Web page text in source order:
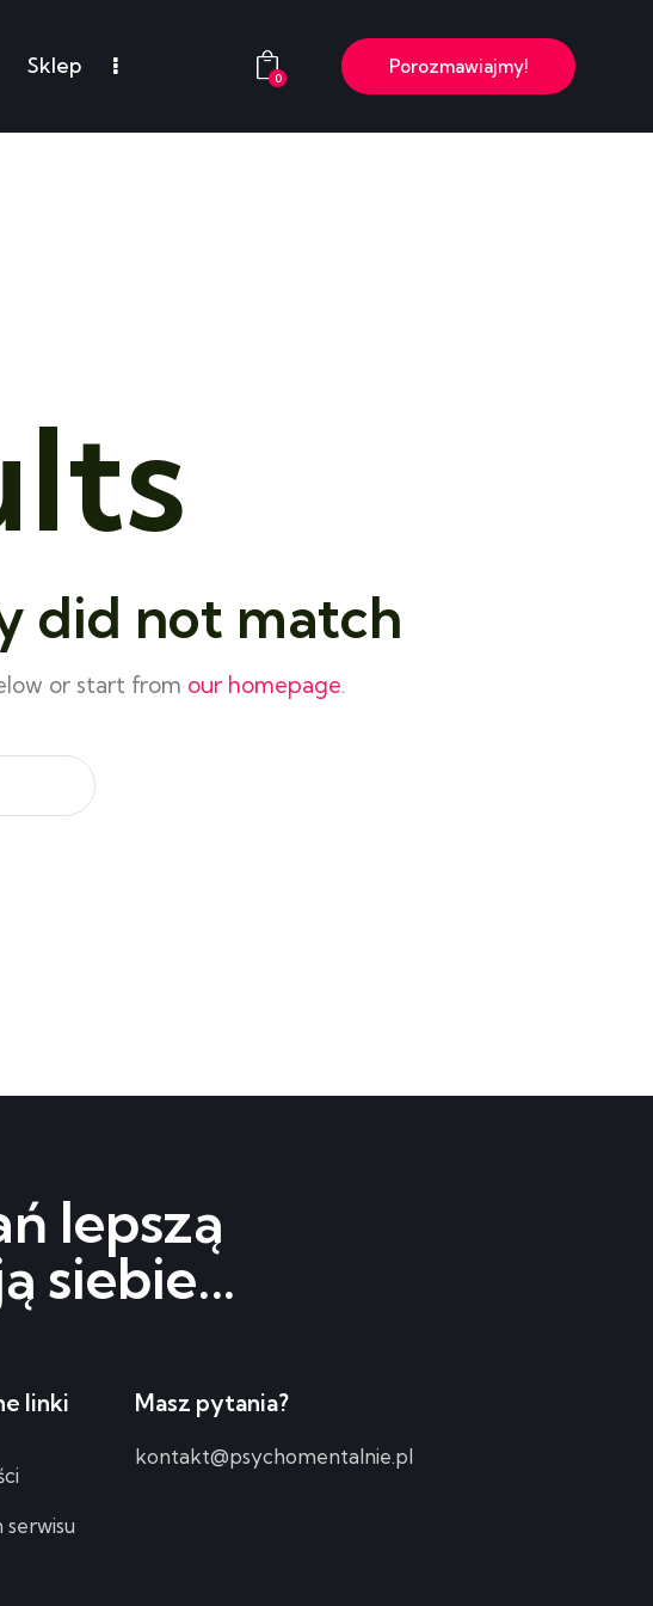
Sklep
0
Porozmawiajmy!
did not match
or start from our homepage.
lepszą
siebie...
linki
serwisu
Masz pytania?
kontakt@psychomentalnie.pl